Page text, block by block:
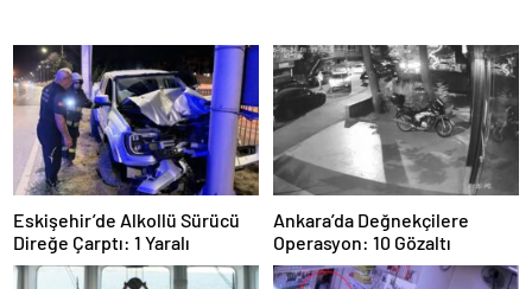
Eskişehir’de Alkollü Sürücü
Direğe Çarptı: 1 Yaralı
Ankara’da Değnekçilere
Operasyon: 10 Gözaltı